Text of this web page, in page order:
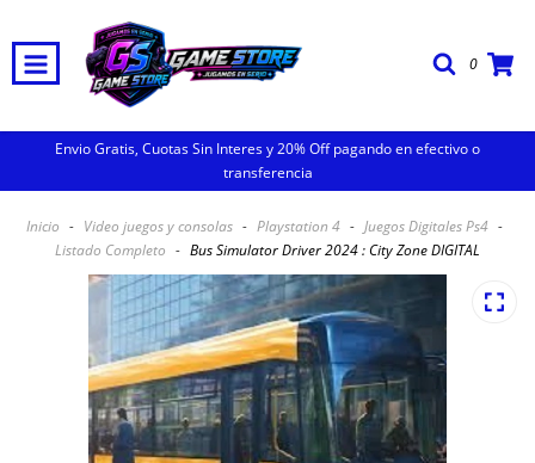
0
Envio Gratis, Cuotas Sin Interes y 20% Off pagando en efectivo o
transferencia
Inicio - Video juegos y consolas - Playstation 4 - Juegos Digitales Ps4 -
Listado Completo - Bus Simulator Driver 2024 : City Zone DIGITAL